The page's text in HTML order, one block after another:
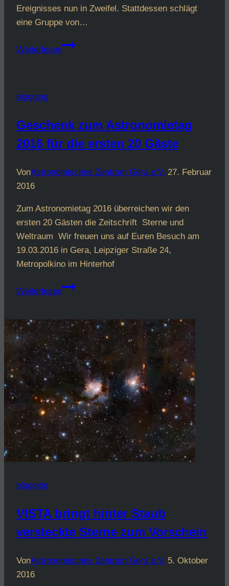
Ereignisses nun in Zweifel. Stattdessen schlägt
eine Gruppe von…
Weiterlesen
Rotierendes
könnte
sehr
Aufleuchten
blogging
Geschenk zum Astronomietag
2016 für die ersten 20 Gäste
VonAstronomisches Zentrum Gera e.V. 27. Februar
2016
Zum Astronomietag 2016 überreichen wir den
ersten 20 Gästen die Zeitschrift Sterne und
Weltraum Wir freuen uns auf Euren Besuch am
19.03.2016 in Gera, Leipziger Straße 24,
Metropolkino im Hinterhof
Weiterlesen
Geschenk
2016
für
die
ersten
20
Gäste
blogging
VISTA bringt hinter Staub
versteckte Sterne zum Vorschein
VonAstronomisches Zentrum Gera e.V. 5. Oktober
2016